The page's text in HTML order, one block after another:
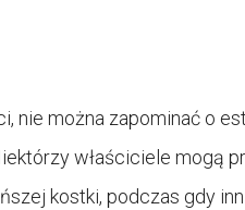
nie można zapominać o
właściciele mogą
kostki, podczas gdy